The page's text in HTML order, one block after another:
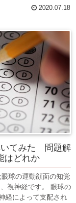
2020.07.18
いてみた 問題解
どれか
球の運動顔面の知覚
視神経です。 眼球の
経によって支配され